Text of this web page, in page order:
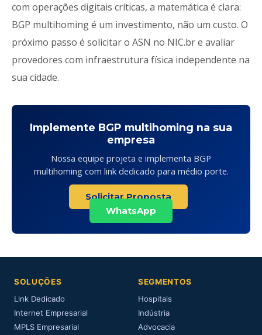
com operações digitais críticas, a matemática é clara:
BGP multihoming é um investimento, não um custo. O
próximo passo é solicitar o ASN no NIC.br e avaliar
provedores com infraestrutura física independente na
sua cidade.
Implemente BGP multihoming na sua
empresa
Nossa equipe projeta e implementa BGP
multihoming com link dedicado para médio porte.
Solicitar Proposta
WhatsApp
SOLUÇÕES
Link Dedicado
Internet Empresarial
MPLS Empresarial
SEGMENTOS
Hospitais
Indústria
Advocacia